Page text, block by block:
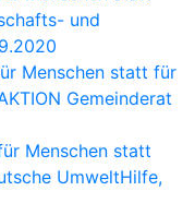
und
Menschen statt für
Gemeinderat
Menschen statt
UmweltHilfe,